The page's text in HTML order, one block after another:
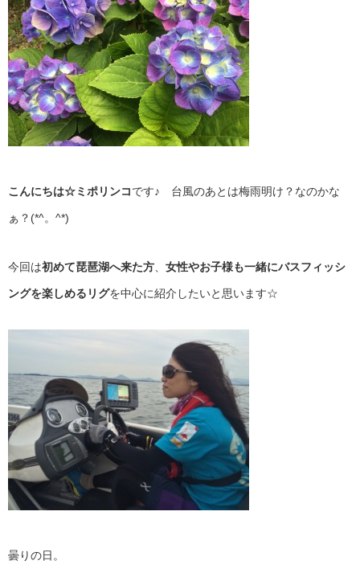
こんにちは☆ミポリンコです♪ 台風のあとは梅雨明け？なのかな
ぁ？(*^。^*)
今回は初めて琵琶湖へ来た方、 女性やお子様も一緒にバスフィッシ
ングを楽しめるリグを中心に紹介したいと思います☆
曇りの日。